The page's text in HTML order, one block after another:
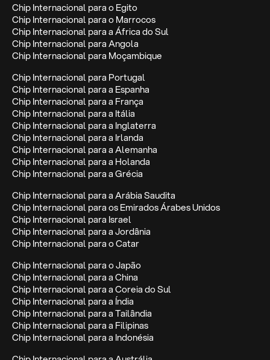
Chip Internacional para o Egito
Chip Internacional para o Marrocos
Chip Internacional para a África do Sul
Chip Internacional para Angola
Chip Internacional para Moçambique
Chip Internacional para Portugal
Chip Internacional para a Espanha
Chip Internacional para a França
Chip Internacional para a Itália
Chip Internacional para a Inglaterra
Chip Internacional para a Irlanda
Chip Internacional para a Alemanha
Chip Internacional para a Holanda
Chip Internacional para a Grécia
Chip Internacional para a Arábia Saudita
Chip Internacional para os Emirados Árabes Unidos
Chip Internacional para Israel
Chip Internacional para a Jordânia
Chip Internacional para o Catar
Chip Internacional para o Japão
Chip Internacional para a China
Chip Internacional para a Coreia do Sul
Chip Internacional para a Índia
Chip Internacional para a Tailândia
Chip Internacional para a Filipinas
Chip Internacional para a Indonésia